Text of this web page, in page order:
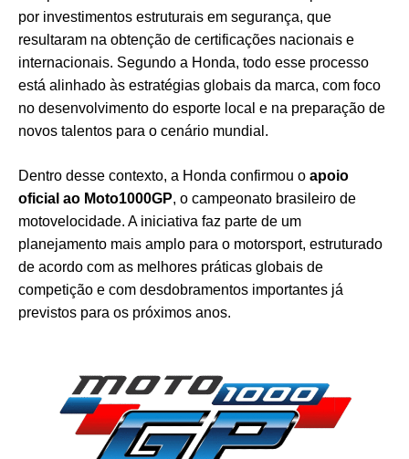
por investimentos estruturais em segurança, que
resultaram na obtenção de certificações nacionais e
internacionais. Segundo a Honda, todo esse processo
está alinhado às estratégias globais da marca, com foco
no desenvolvimento do esporte local e na preparação de
novos talentos para o cenário mundial.
Dentro desse contexto, a Honda confirmou o apoio
oficial ao Moto1000GP, o campeonato brasileiro de
motovelocidade. A iniciativa faz parte de um
planejamento mais amplo para o motorsport, estruturado
de acordo com as melhores práticas globais de
competição e com desdobramentos importantes já
previstos para os próximos anos.